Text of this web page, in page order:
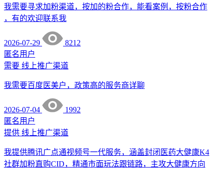
我需要寻求加粉渠道，按加的粉合作，能看案例，按粉合作
，有的欢迎联系我
2026-07-29
8212
匿名用户
需要 线上推广渠道
我需要百度医美户，政策高的服务商详聊
2026-07-04
1992
匿名用户
提供 线上推广渠道
我提供腾讯广点通视频号一代服务，涵盖封闭医药大健康K4
社群加粉直购CID，精通市面玩法跟链路，主攻大健康方向